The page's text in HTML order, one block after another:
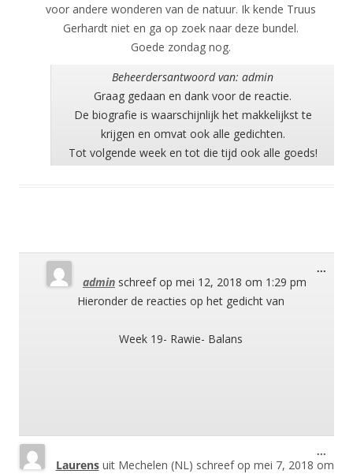
voor andere wonderen van de natuur. Ik kende Truus
Gerhardt niet en ga op zoek naar deze bundel.
Goede zondag nog.
Beheerdersantwoord van: admin
Graag gedaan en dank voor de reactie.
De biografie is waarschijnlijk het makkelijkst te
krijgen en omvat ook alle gedichten.
Tot volgende week en tot die tijd ook alle goeds!
admin schreef op mei 12, 2018 om 1:29 pm
Hieronder de reacties op het gedicht van
Week 19- Rawie- Balans
...
Laurens uit Mechelen (NL) schreef op mei 7, 2018 om
...
deze